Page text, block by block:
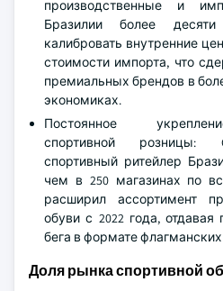
производственные и
Бразилии более
калибровать внутренние
стоимости импорта, что
премиальных брендов в
экономиках.
Постоянное
спортивной розницы:
спортивный ритейлер
чем в 250 магазинах по
расширил ассортимент
обуви с 2022 года,
бега в формате
Доля рынка спортивной